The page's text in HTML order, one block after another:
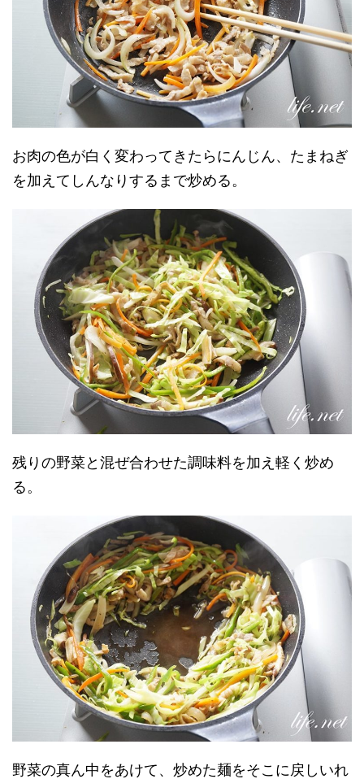
お肉の色が白く変わってきたらにんじん、たまねぎ
を加えてしんなりするまで炒める。
残りの野菜と混ぜ合わせた調味料を加え軽く炒め
る。
野菜の真ん中をあけて、炒めた麺をそこに戻しいれ